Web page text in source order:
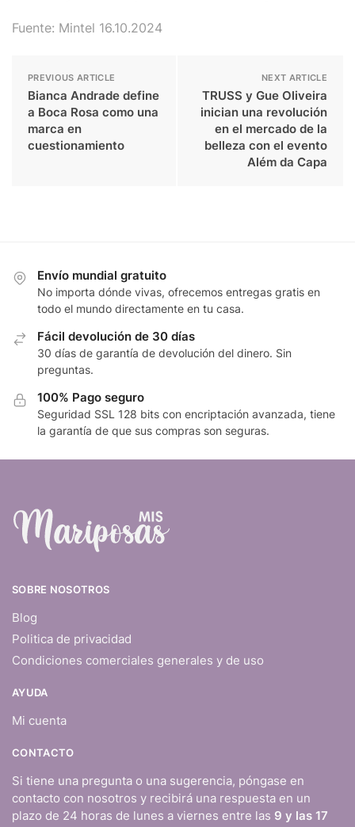
Fuente: Mintel 16.10.2024
PREVIOUS ARTICLE
Bianca Andrade define
a Boca Rosa como una
marca en
cuestionamiento
NEXT ARTICLE
TRUSS y Gue Oliveira
inician una revolución
en el mercado de la
belleza con el evento
Além da Capa
Envío mundial gratuito
No importa dónde vivas, ofrecemos entregas gratis en
todo el mundo directamente en tu casa.
Fácil devolución de 30 días
30 días de garantía de devolución del dinero. Sin
preguntas.
100% Pago seguro
Seguridad SSL 128 bits con encriptación avanzada, tiene
la garantía de que sus compras son seguras.
SOBRE NOSOTROS
Blog
Politica de privacidad
Condiciones comerciales generales y de uso
AYUDA
Mi cuenta
CONTACTO
Si tiene una pregunta o una sugerencia, póngase en
contacto con nosotros y recibirá una respuesta en un
plazo de 24 horas de lunes a viernes entre las 9 y las 17